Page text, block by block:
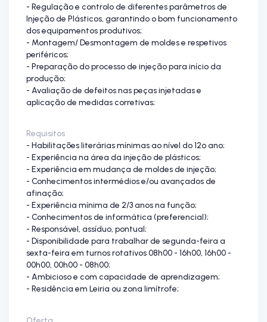
- Regulação e controlo de diferentes parâmetros de
Injeção de Plásticos, garantindo o bom funcionamento
dos equipamentos produtivos;
- Montagem/ Desmontagem de moldes e respetivos
periféricos;
- Preparação do processo de injeção para início da
produção;
- Avaliação de defeitos nas peças injetadas e
aplicação de medidas corretivas;
Requisitos
- Habilitações literárias mínimas ao nível do 12º ano;
- Experiência na área da injeção de plásticos;
- Experiência em mudança de moldes de injeção;
- Conhecimentos intermédios e/ou avançados de
afinação;
- Experiência mínima de 2/3 anos na função;
- Conhecimentos de informática (preferencial);
- Responsável, assíduo, pontual;
- Disponibilidade para trabalhar de segunda-feira a
sexta-feira em turnos rotativos 08h00 - 16h00, 16h00 -
00h00, 00h00 - 08h00;
- Ambicioso e com capacidade de aprendizagem;
- Residência em Leiria ou zona limítrofe;
Oferta